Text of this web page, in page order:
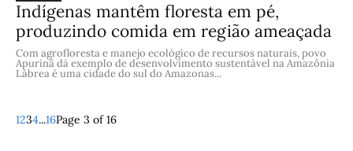
Indígenas mantêm floresta em pé,
produzindo comida em região ameaçada
Com agrofloresta e manejo ecológico de recursos naturais, povo
Apurinã dá exemplo de desenvolvimento sustentável na Amazônia
Lábrea é uma cidade do sul do Amazonas...
1234...16Page 3 of 16